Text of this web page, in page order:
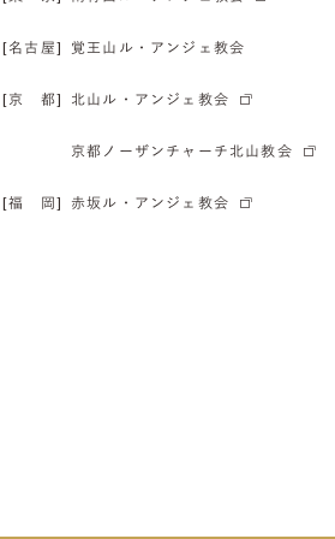
[名古屋] 覚王山ル・アンジェ教会
[京 都] 北山ル・アンジェ教会
京都ノーザンチャーチ北山教会
[福 岡] 赤坂ル・アンジェ教会